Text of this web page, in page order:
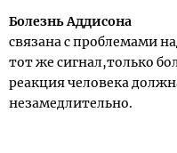
Болезнь Аддисона
связана с проблемами
тот же сигнал,только
реакция человека
незамедлительно.